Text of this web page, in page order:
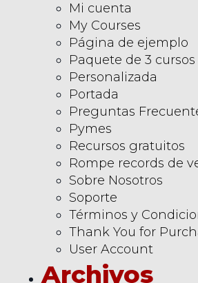
Mi cuenta
My Courses
Página de ejemplo
Paquete de 3 cursos
Personalizada
Portada
Preguntas
Pymes
Recursos gratuitos
Rompe records de
Sobre Nosotros
Soporte
Términos y
Thank You for
User Account
Archivos